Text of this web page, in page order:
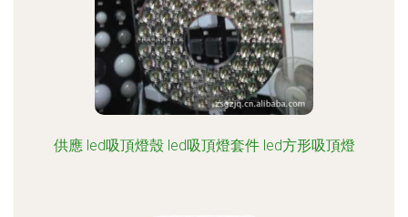
供應 led吸頂燈殼 led吸頂燈套件 led方形吸頂燈